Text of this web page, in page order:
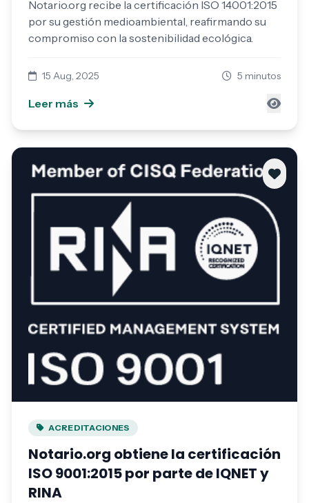
Notario.org recibe la certificación ISO 14001:2015
por su gestión medioambiental, reafirmando su
compromiso con la sostenibilidad ecológica.
15 Aug, 2025 5 minutos
Leer más
ACREDITACIONES
Notario.org obtiene la certificación
ISO 9001:2015 por parte de IQNET y
RINA